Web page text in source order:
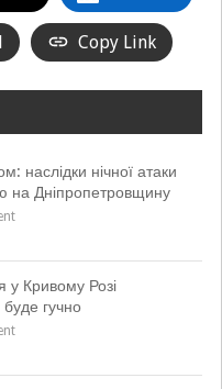
Copy Link
наслідки нічної атаки
на Дніпропетровщину
у Кривому Розі
гучно